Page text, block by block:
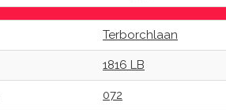
Terborchlaan
1816 LB
072